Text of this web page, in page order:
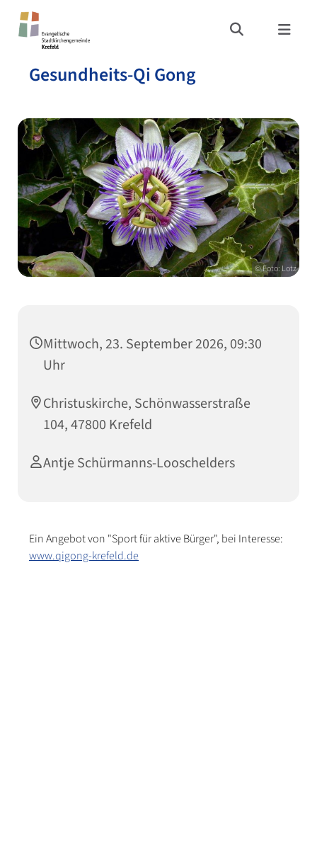
Gesundheits-Qi Gong
© Foto: Lotz
Mittwoch, 23. September 2026, 09:30
Uhr
Christuskirche, Schönwasserstraße
104, 47800 Krefeld
Antje Schürmanns-Looschelders
Ein Angebot von "Sport für aktive Bürger", bei Interesse:
www.qigong-krefeld.de